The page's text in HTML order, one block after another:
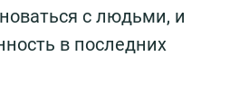
с людьми, и
в последних